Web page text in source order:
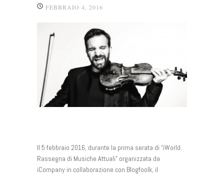
FEBBRAIO 4, 2016
Il 5 febbraio 2016, durante la prima serata di “iWorld.
Rassegna di Musiche Attuali” organizzata da
iCompany in collaborazione con Blogfoolk, il